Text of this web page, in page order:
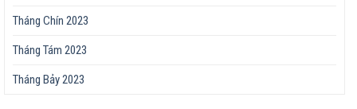
Tháng Chín 2023
Tháng Tám 2023
Tháng Bảy 2023